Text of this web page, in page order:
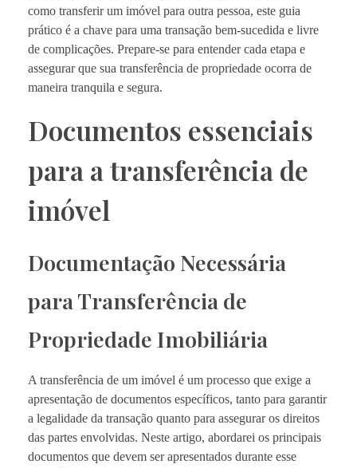
como transferir um imóvel para outra pessoa, este guia
prático é a chave para uma transação bem-sucedida e livre
de complicações. Prepare-se para entender cada etapa e
assegurar que sua transferência de propriedade ocorra de
maneira tranquila e segura.
Documentos essenciais
para a transferência de
imóvel
Documentação Necessária
para Transferência de
Propriedade Imobiliária
A transferência de um imóvel é um processo que exige a
apresentação de documentos específicos, tanto para garantir
a legalidade da transação quanto para assegurar os direitos
das partes envolvidas. Neste artigo, abordarei os principais
documentos que devem ser apresentados durante esse